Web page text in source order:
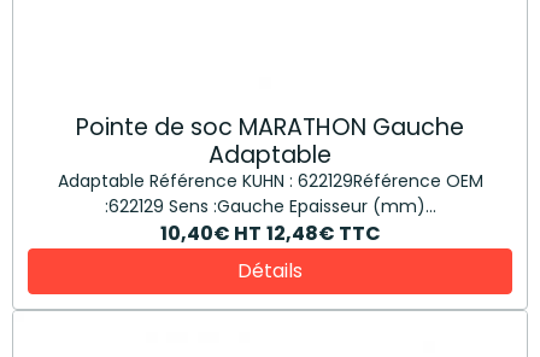
Pointe de soc MARATHON Gauche
Adaptable
Adaptable Référence KUHN : 622129Référence OEM
:622129 Sens :Gauche Epaisseur (mm)...
10,40€ HT 12,48€ TTC
Détails